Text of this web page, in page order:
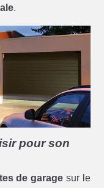
.
pour son
de garage sur le